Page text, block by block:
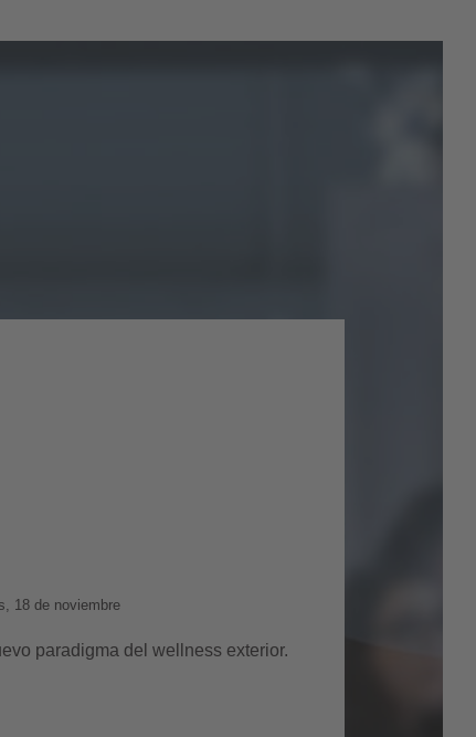
18 de noviembre
paradigma del wellness exterior.